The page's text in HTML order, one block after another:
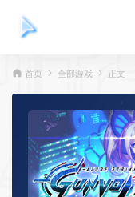
首页 全部游戏 正文